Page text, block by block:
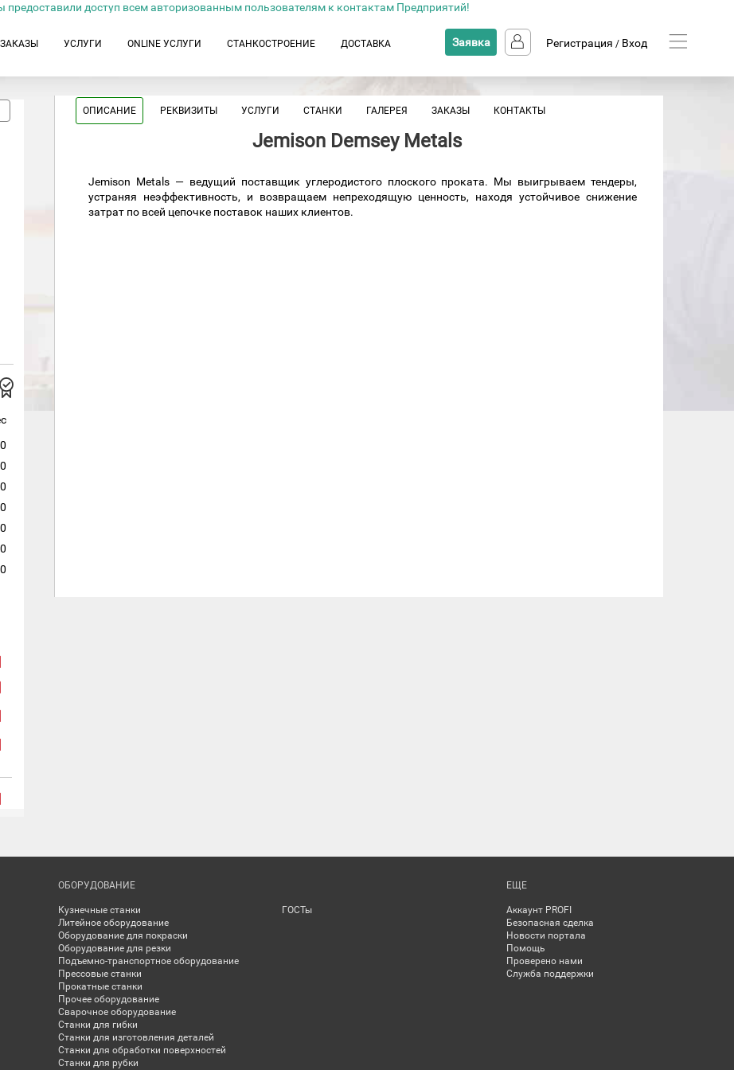
доступ всем авторизованным пользователям к контактам Предприятий!
ЗАКАЗЫ УСЛУГИ ONLINE УСЛУГИ СТАНКОСТРОЕНИЕ ДОСТАВКА Заявка Регистрация / Вход
0
0
0
0
0
0
0
ОПИСАНИЕ РЕКВИЗИТЫ УСЛУГИ СТАНКИ ГАЛЕРЕЯ ЗАКАЗЫ КОНТАКТЫ
Jemison Demsey Metals
Jemison Metals — ведущий поставщик углеродистого плоского проката. Мы выигрываем тендеры,
устраняя неэффективность, и возвращаем непреходящую ценность, находя устойчивое снижение
затрат по всей цепочке поставок наших клиентов.
ОБОРУДОВАНИЕ
Кузнечные станки
Литейное оборудование
Оборудование для покраски
Оборудование для резки
Подъемно-транспортное оборудование
Прессовые станки
Прокатные станки
Прочее оборудование
Сварочное оборудование
Станки для гибки
Станки для изготовления деталей
Станки для обработки поверхностей
Станки для рубки
ГОСТы
ЕЩЕ
Аккаунт PROFI
Безопасная сделка
Новости портала
Помощь
Проверено нами
Служба поддержки